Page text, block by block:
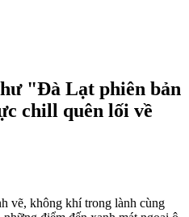
"Đà Lạt phiên bản
chill quên lối về
vẽ, không khí trong lành cùng